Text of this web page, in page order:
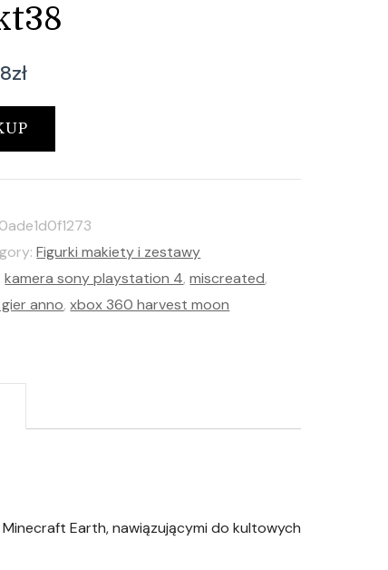
zł
0ade1d0f1273
Figurki makiety i zestawy
kamera sony playstation 4,miscreated,
anno,xbox 360 harvest moon
Earth, nawiązującymi do kultowych